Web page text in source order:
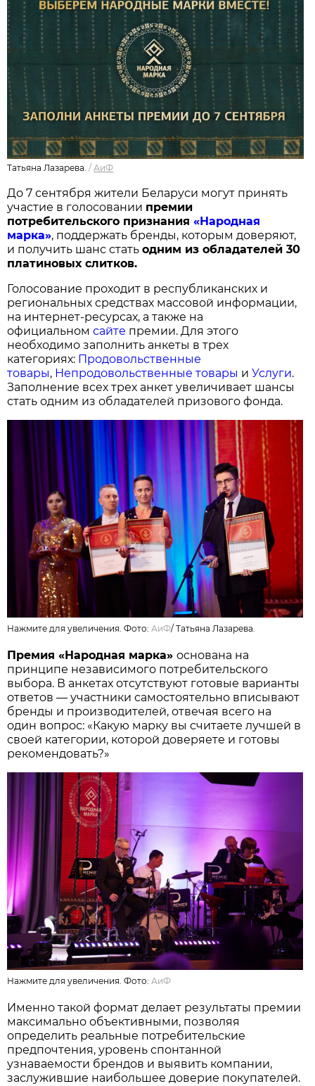
Татьяна Лазарева. /АиФ
До 7 сентября жители Беларуси могут принять
участие в голосовании премии
потребительского признания«Народная
марка», поддержать бренды, которым доверяют,
и получить шанс статьодним из обладателей 30
платиновых слитков.
Голосование проходит в республиканских и
региональных средствах массовой информации,
на интернет-ресурсах, а также на
официальномсайте премии. Для этого
необходимо заполнить анкеты в трех
категориях: Продовольственные
товары, Непродовольственные товары иУслуги.
Заполнение всех трех анкет увеличивает шансы
стать одним из обладателей призового фонда.
Нажмите для увеличения. Фото:АиФ/Татьяна Лазарева.
Премия «Народная марка»основана на
принципе независимого потребительского
выбора. В анкетах отсутствуют готовые варианты
ответов — участники самостоятельно вписывают
бренды и производителей, отвечая всего на
один вопрос: «Какую марку вы считаете лучшей в
своей категории, которой доверяете и готовы
рекомендовать?»
Нажмите для увеличения. Фото:АиФ
Именно такой формат делает результаты премии
максимально объективными, позволяя
определить реальные потребительские
предпочтения, уровень спонтанной
узнаваемости брендов и выявить компании,
заслужившие наибольшее доверие покупателей.